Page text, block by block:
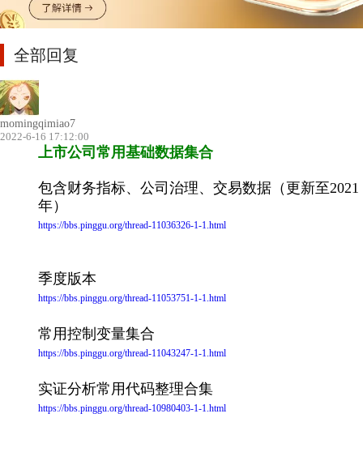
全部回复
momingqimiao7
2022-6-16 17:12:00
上市公司常用基础数据集合
包含财务指标、公司治理、交易数据（更新至2021
年）
https://bbs.pinggu.org/thread-11036326-1-1.html
季度版本
https://bbs.pinggu.org/thread-11053751-1-1.html
常用控制变量集合
https://bbs.pinggu.org/thread-11043247-1-1.html
实证分析常用代码整理合集
https://bbs.pinggu.org/thread-10980403-1-1.html